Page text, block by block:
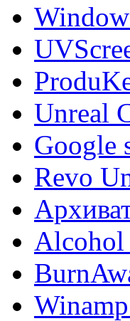
Unreal
Google
Revo
Alcohol